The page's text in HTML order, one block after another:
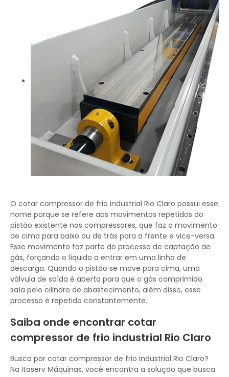
O cotar compressor de frio industrial Rio Claro possui esse
nome porque se refere aos movimentos repetidos do
pistão existente nos compressores, que faz o movimento
de cima para baixo ou de trás para a frente e vice-versa.
Esse movimento faz parte do processo de captação de
gás, forçando o líquido a entrar em uma linha de
descarga. Quando o pistão se move para cima, uma
válvula de saída é aberta para que o gás comprimido
saía pelo cilindro de abastecimento, além disso, esse
processo é repetido constantemente.
Saiba onde encontrar cotar
compressor de frio industrial Rio Claro
Busca por cotar compressor de frio industrial Rio Claro?
Na Itaserv Máquinas, você encontra a solução que busca